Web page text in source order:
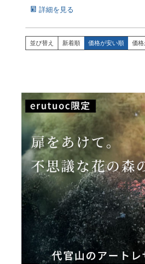
詳細を見る
並び替え 新着順 価格が安い順 価